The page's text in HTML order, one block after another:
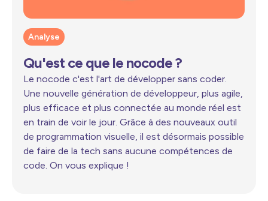
Analyse
Qu'est ce que le nocode ?
Le nocode c'est l'art de développer sans coder.
Une nouvelle génération de développeur, plus agile,
plus efficace et plus connectée au monde réel est
en train de voir le jour. Grâce à des nouveaux outil
de programmation visuelle, il est désormais possible
de faire de la tech sans aucune compétences de
code. On vous explique !